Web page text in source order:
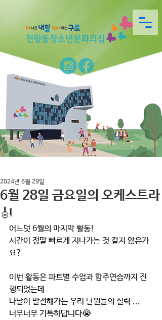
6월 28일 금요일의 오케스트라
🎻
2024년 6월 29일
어느덧 6월의 마지막 활동!
시간이 정말 빠르게 지나가는 것 같지 않은가
요?
이번 활동은 파트별 수업과 합주연습까지 진
행되었는데
나날이 발전해가는 우리 단원들의 실력 ...
너무너무 기특하답니다😭